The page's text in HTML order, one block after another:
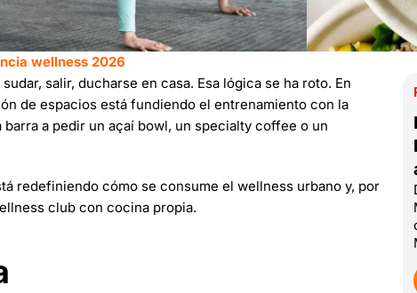
wellness 2026
salir, ducharse en casa. Esa lógica se ha roto. En
de espacios está fundiendo el entrenamiento con la
a pedir un açaí bowl, un specialty coffee o un
redefiniendo cómo se consume el wellness urbano y, por
club con cocina propia.